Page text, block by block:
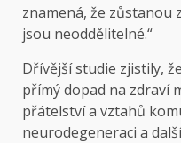
znamená, že zůstanou
jsou neoddělitelné.“
Dřívější studie zjistily,
přímý dopad na zdraví
přátelství a vztahů
neurodegeneraci a